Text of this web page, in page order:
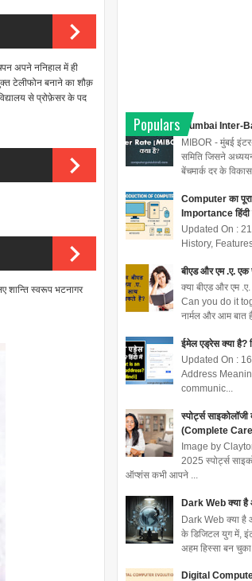
अपने ननिहाल में ही
टेलीफोन बनाने का शौक़
से प्रोफ़ेसर के पद
शान्ति स्वरूप भटनागर
Populars
Mumbai Inter-
MIBOR - मुंबई
समिति जिसने
बेंचमार्क दर के
Computer का
Importance हिंदी
Updated On :
History,
बीएड और एम .ए.
क्या बीएड और एम
Can you do it
नार्मल और आम बात
ईमेल एड्रेस क्या है?
Updated On :
Address
communic...
स्पोर्ट्स
(Complete
Image by
2025 स्पोर्ट्स
ऑप्शंस कभी आपने ...
Dark Web क्या है
Dark Web क्या है
के डिजिटल युग में,
अहम हिस्सा बन
Digital